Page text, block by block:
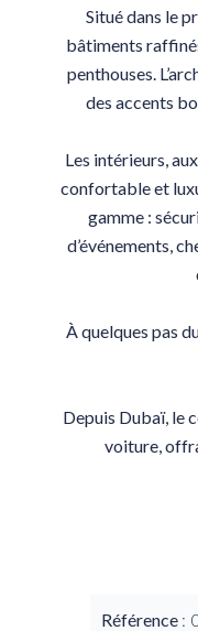
Situé dans le
bâtiments
penthouses.
des accents
Les intérieurs,
confortable et
gamme :
d’événements,
À quelques pas
Depuis Dubaï, le
voiture,
Référence